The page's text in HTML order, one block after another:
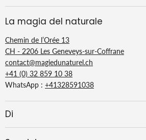
La magia del naturale
Chemin de l’Orée 13
CH - 2206 Les Geneveys-sur-Coffrane
contact@magiedunaturel.ch
+41 (0) 32 859 10 38
WhatsApp : +41328591038
Di